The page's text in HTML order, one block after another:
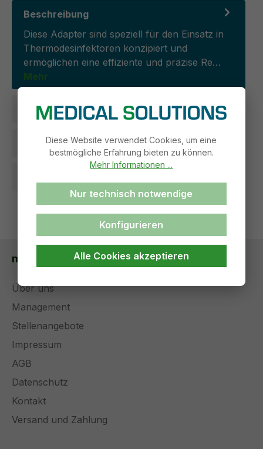
Beschreibung
Diese Adapter sind speziell für den Einsatz in
Thermodesinfektoren konzipiert und
ermöglichen eine effiziente und präzise Re…
Mehr
Ausführungen
Rechtliche Informationen
medical solutions
Über uns
Management
Stellenangebote
Impressum
AGB
Datenschutz
Kontakt
Versand und Zahlung
Diese Website verwendet Cookies, um eine
bestmögliche Erfahrung bieten zu können.
Mehr Informationen ...
Nur technisch notwendige
Konfigurieren
Alle Cookies akzeptieren